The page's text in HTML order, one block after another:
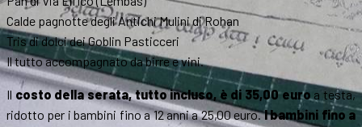
Calde pagnotte degli Antichi Mulini di Rohan
Tris di dolci dei Goblin Pasticceri
Il tutto accompagnato da birre e vini.
Il costo della serata, tutto incluso, è di 35,00 euro a testa,
ridotto per i bambini fino a 12 anni a 25,00 euro.I bambini fino a